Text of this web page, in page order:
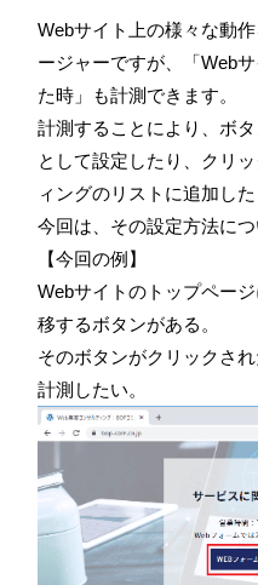
Webサイト上の様々な動
ージャーですが、「Web
た時」も計測できます。
計測することにより、ボ
として設定したり、クリ
ィングのリストに追加し
今回は、その設定方法につ
【今回の例】
Webサイトのトップペー
移するボタンがある。
そのボタンがクリックさ
計測したい。